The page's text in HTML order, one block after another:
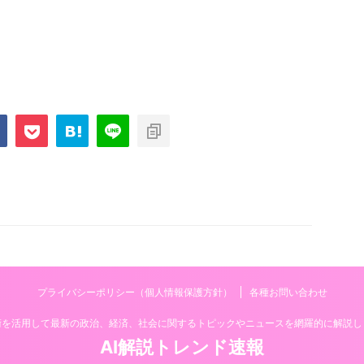
プライバシーポリシー（個人情報保護方針） 各種お問い合わせ
活用して最新の政治、経済、社会に関するトピックやニュースを網羅的に解説
AI解説トレンド速報